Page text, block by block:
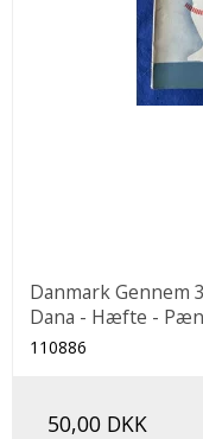
Danmark Gennem
Dana - Hæfte - Pæn
110886
50,00 DKK